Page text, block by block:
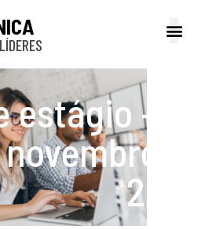
estágio – 03
novembro de
2024